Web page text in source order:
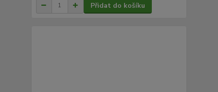
Přidat do košíku